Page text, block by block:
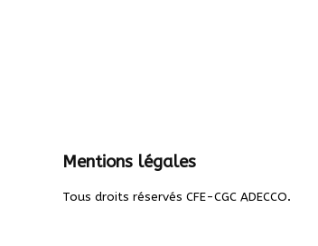
Mentions légales
Tous droits réservés CFE-CGC ADECCO.